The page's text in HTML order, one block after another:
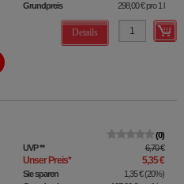
Grundpreis
298,00 €pro 1 l
Details
0
UVP** 6,70 €
Unser Preis* 5,35 €
Sie sparen 1,35 €(20%)